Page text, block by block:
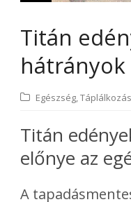
Titán
hátrányok
Egészség,Táplálkozás
Titán
előnye az e
A